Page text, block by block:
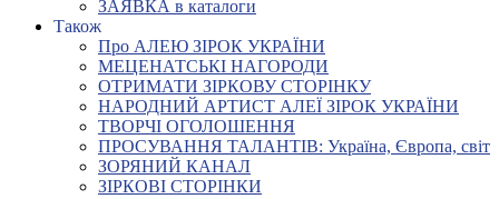
ЗАЯВКА в каталоги
Також
Про АЛЕЮ ЗІРОК УКРАЇНИ
МЕЦЕНАТСЬКІ НАГОРОДИ
ОТРИМАТИ ЗІРКОВУ СТОРІНКУ
НАРОДНИЙ АРТИСТ АЛЕЇ ЗІРОК УКРАЇНИ
ТВОРЧІ ОГОЛОШЕННЯ
ПРОСУВАННЯ ТАЛАНТІВ: Україна, Європа, світ
ЗОРЯНИЙ КАНАЛ
ЗІРКОВІ СТОРІНКИ